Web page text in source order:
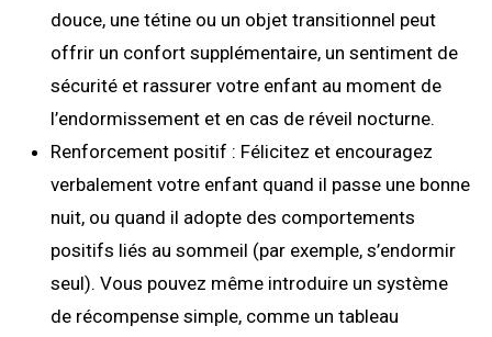
douce, une tétine ou un objet transitionnel peut
offrir un confort supplémentaire, un sentiment de
sécurité et rassurer votre enfant au moment de
l’endormissement et en cas de réveil nocturne.
Renforcement positif : Félicitez et encouragez
verbalement votre enfant quand il passe une bonne
nuit, ou quand il adopte des comportements
positifs liés au sommeil (par exemple, s’endormir
seul). Vous pouvez même introduire un système
de récompense simple, comme un tableau